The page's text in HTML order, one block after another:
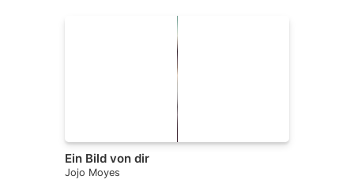
Ein Bild von dir
Jojo Moyes